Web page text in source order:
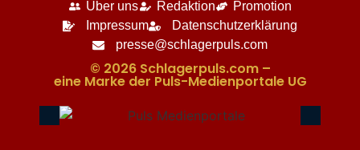
Über uns Redaktion
Promotion
Impressum
Datenschutzerklärung
presse@schlagerpuls.com
© 2026 Schlagerpuls.com –
eine Marke der Puls-Medienportale UG​